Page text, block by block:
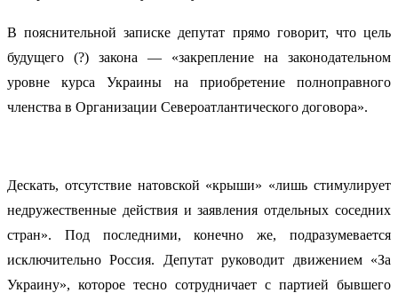
В пояснительной записке депутат прямо говорит, что цель
будущего (?) закона — «закрепление на законодательном
уровне курса Украины на приобретение полноправного
членства в Организации Североатлантического договора».
Дескать, отсутствие натовской «крыши» «лишь стимулирует
недружественные действия и заявления отдельных соседних
стран». Под последними, конечно же, подразумевается
исключительно Россия. Депутат руководит движением «За
Украину», которое тесно сотрудничает с партией бывшего